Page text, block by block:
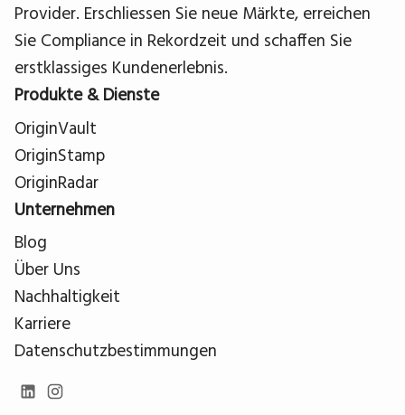
Provider. Erschliessen Sie neue Märkte, erreichen
Sie Compliance in Rekordzeit und schaffen Sie
erstklassiges Kundenerlebnis.
Produkte & Dienste
OriginVault
OriginStamp
OriginRadar
Unternehmen
Blog
Über Uns
Nachhaltigkeit
Karriere
Datenschutzbestimmungen